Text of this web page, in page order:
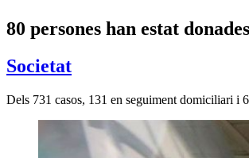
80 persones han estat
Societat
Dels 731 casos, 131 en seguiment domiciliari i